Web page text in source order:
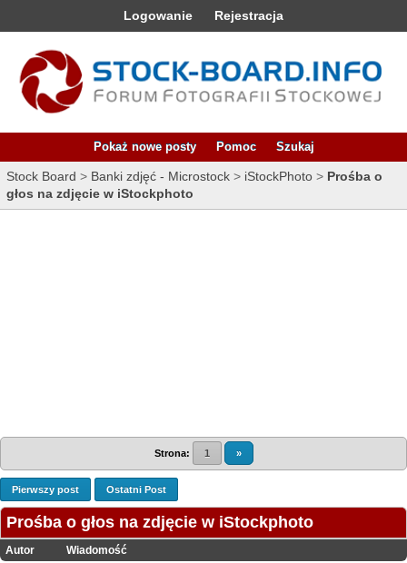
Logowanie Rejestracja
Pokaż nowe posty Pomoc Szukaj
Stock Board > Banki zdjęć - Microstock > iStockPhoto > Prośba o
głos na zdjęcie w iStockphoto
Strona: 1 »
Pierwszy post Ostatni Post
Prośba o głos na zdjęcie w iStockphoto
Autor Wiadomość